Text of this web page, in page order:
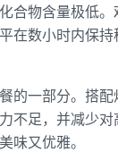
合物含量极低
在数小时内保
的一部分。搭
不足，并减少
味又优雅。